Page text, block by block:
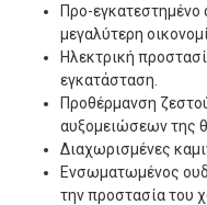
Προ-εγκατεστημένο
μεγαλύτερη
Ηλεκτρική
εγκατάσταση.
Προθέρμανση
αυξομειώσεων της
Διαχωρισμένες
Ενσωματωμένος
την προστασία του